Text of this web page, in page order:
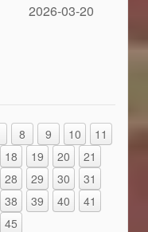
2026-03-20
8 9 10
11
18 19 20
21
28 29 30
31
38 39 40
41
45